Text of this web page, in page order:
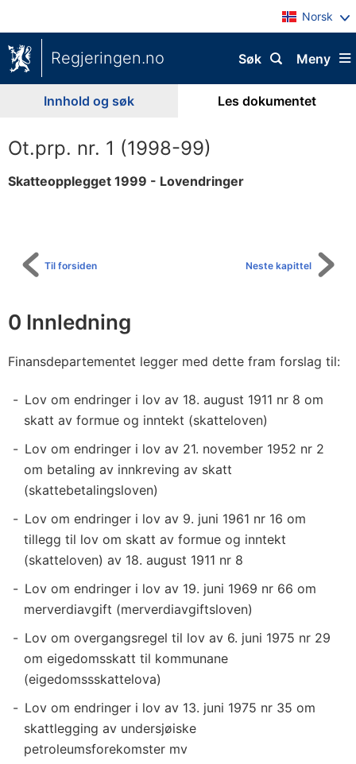
Norsk
Regjeringen.no Meny
Søk
Innhold og søk Les dokumentet
Ot.prp. nr. 1 (1998-99)
Skatteopplegget 1999 - Lovendringer
Neste kapittel
Til forsiden
0 Innledning
Finansdepartementet legger med dette fram forslag til:
Lov om endringer i lov av 18. august 1911 nr 8 om
skatt av formue og inntekt (skatteloven)
Lov om endringer i lov av 21. november 1952 nr 2
om betaling av innkreving av skatt
(skattebetalingsloven)
Lov om endringer i lov av 9. juni 1961 nr 16 om
tillegg til lov om skatt av formue og inntekt
(skatteloven) av 18. august 1911 nr 8
Lov om endringer i lov av 19. juni 1969 nr 66 om
merverdiavgift (merverdiavgiftsloven)
Lov om overgangsregel til lov av 6. juni 1975 nr 29
om eigedomsskatt til kommunane
(eigedomssskattelova)
Lov om endringer i lov av 13. juni 1975 nr 35 om
skattlegging av undersjøiske
petroleumsforekomster mv